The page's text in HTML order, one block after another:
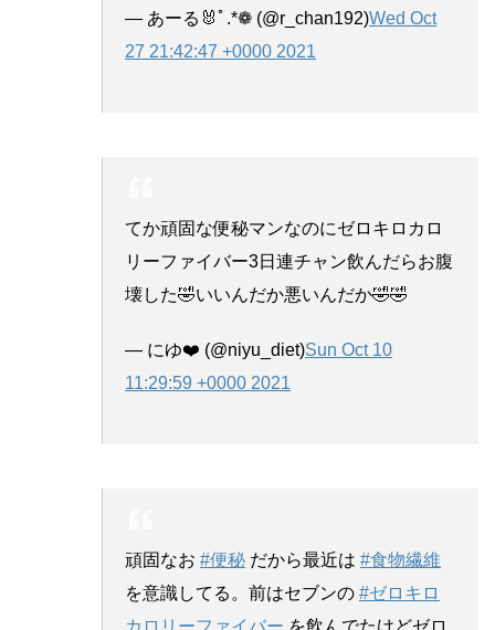
— あーる🐰‎ﾟ.*❁ (@r_chan192)Wed Oct
27 21:42:47 +0000 2021
てか頑固な便秘マンなのにゼロキロカロ
リーファイバー3日連チャン飲んだらお腹
壊した🤣いいんだか悪いんだか🤣🤣
— にゆ❤️ (@niyu_diet)Sun Oct 10
11:29:59 +0000 2021
頑固なお #便秘 だから最近は #食物繊維
を意識してる。前はセブンの #ゼロキロ
カロリーファイバー を飲んでたけどゼロ